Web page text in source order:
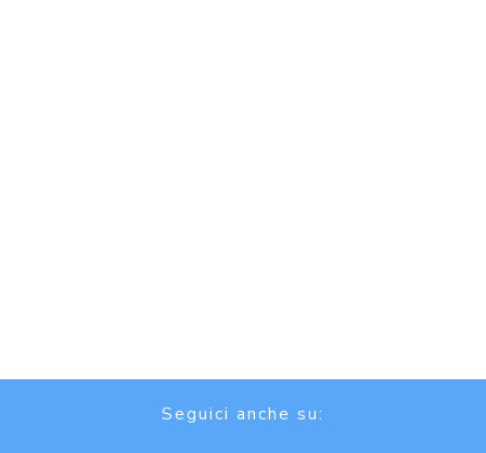
Seguici anche su: